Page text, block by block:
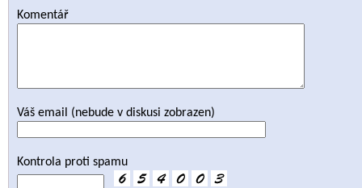
Komentář
Váš email (nebude v diskusi zobrazen)
Kontrola proti spamu